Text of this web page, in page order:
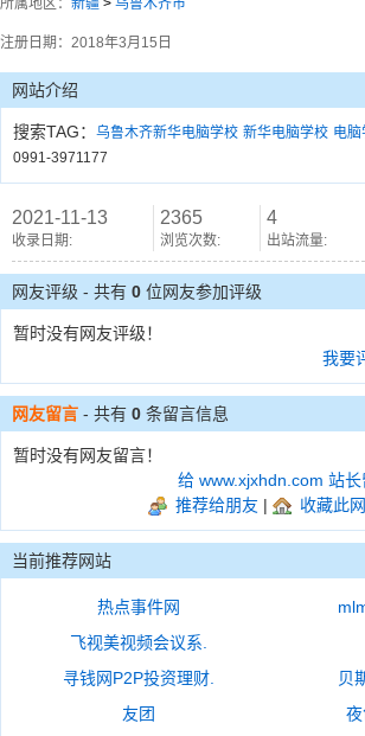
所属地区： 新疆 > 乌鲁木齐市
注册日期： 2018年3月15日
网站介绍
搜索TAG： 乌鲁木齐新华电脑学校 新华电脑学校 电脑
0991-3971177
2021-11-13
收录日期:
2365
浏览次数:
4
出站流量:
网友评级 - 共有 0 位网友参加评级
暂时没有网友评级！
我要
网友留言 - 共有 0 条留言信息
暂时没有网友留言！
给 www.xjxhdn.com 站长
推荐给朋友 | 收藏此
当前推荐网站
热点事件网
飞视美视频会议系.
寻钱网P2P投资理财.
贝
友团